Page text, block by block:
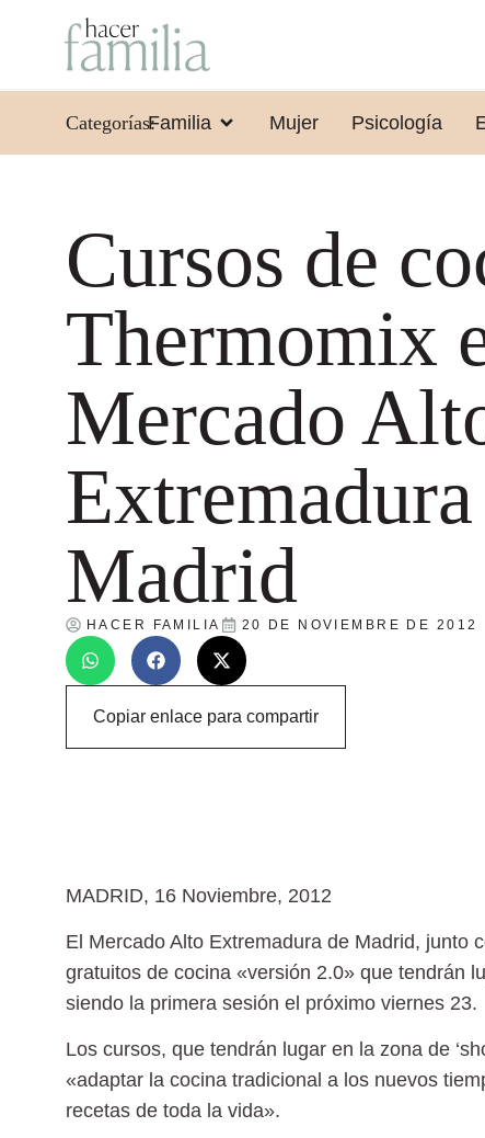
Categorías:Familia Mujer Psicología
Cursos de
Thermomix
Mercado
Madrid
HACER FAMILIA 20 DE NOVIEMBRE DE 2012
Copiar enlace para compartir
MADRID, 16 Noviembre, 2012
El Mercado Alto Extremadura de Madrid, junto
gratuitos de cocina «versión 2.0» que tendrán
siendo la primera sesión el próximo viernes 23.
Los cursos, que tendrán lugar en la zona de
«adaptar la cocina tradicional a los nuevos
recetas de toda la vida».